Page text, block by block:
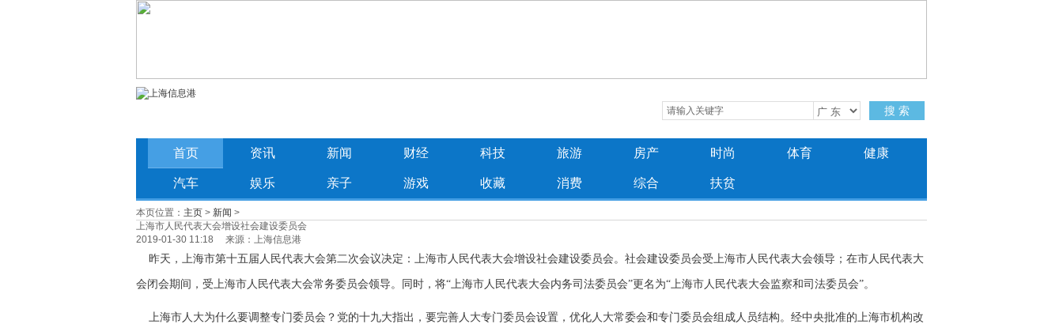
搜 索
首页 资讯 新闻 财经 科技 旅游 房产 时尚 体育 健康
汽车 娱乐 亲子 游戏 收藏 消费 综合 扶贫
本页位置： 主页 > 新闻 >
上海市人民代表大会增设社会建设委员会
2019-01-30 11:18 来源：上海信息港
昨天，上海市第十五届人民代表大会第二次会议决定：上海市人民代表大会增设社会建设委员会。社会建设委员会受上海市人民代表大会领导；在市人民代表大
会闭会期间，受上海市人民代表大会常务委员会领导。同时，将“上海市人民代表大会内务司法委员会”更名为“上海市人民代表大会监察和司法委员会”。
上海市人大为什么要调整专门委员会？党的十九大指出，要完善人大专门委员会设置，优化人大常委会和专门委员会组成人员结构。经中央批准的上海市机构改